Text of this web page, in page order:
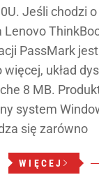
Jeśli chodzi
Lenovo
PassMark
więcej, układ
8 MB.
system
się zarówno
WIĘCEJ